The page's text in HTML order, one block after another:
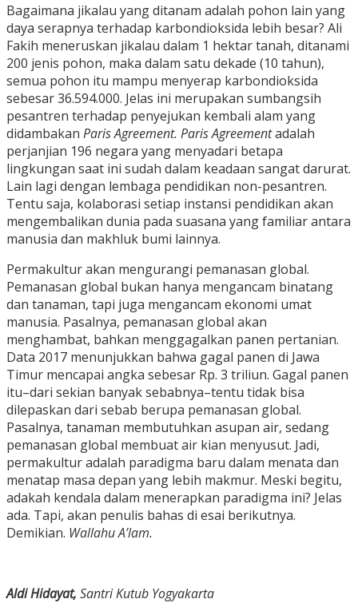
Bagaimana jikalau yang ditanam adalah pohon lain yang
daya serapnya terhadap karbondioksida lebih besar? Ali
Fakih meneruskan jikalau dalam 1 hektar tanah, ditanami
200 jenis pohon, maka dalam satu dekade (10 tahun),
semua pohon itu mampu menyerap karbondioksida
sebesar 36.594.000. Jelas ini merupakan sumbangsih
pesantren terhadap penyejukan kembali alam yang
didambakan Paris Agreement. Paris Agreementadalah
perjanjian 196 negara yang menyadari betapa
lingkungan saat ini sudah dalam keadaan sangat darurat.
Lain lagi dengan lembaga pendidikan non-pesantren.
Tentu saja, kolaborasi setiap instansi pendidikan akan
mengembalikan dunia pada suasana yang familiar antara
manusia dan makhluk bumi lainnya.
Permakultur akan mengurangi pemanasan global.
Pemanasan global bukan hanya mengancam binatang
dan tanaman, tapi juga mengancam ekonomi umat
manusia. Pasalnya, pemanasan global akan
menghambat, bahkan menggagalkan panen pertanian.
Data 2017 menunjukkan bahwa gagal panen di Jawa
Timur mencapai angka sebesar Rp. 3 triliun. Gagal panen
itu–dari sekian banyak sebabnya–tentu tidak bisa
dilepaskan dari sebab berupa pemanasan global.
Pasalnya, tanaman membutuhkan asupan air, sedang
pemanasan global membuat air kian menyusut. Jadi,
permakultur adalah paradigma baru dalam menata dan
menatap masa depan yang lebih makmur. Meski begitu,
adakah kendala dalam menerapkan paradigma ini? Jelas
ada. Tapi, akan penulis bahas di esai berikutnya.
Demikian. Wallahu A’lam.
Aldi Hidayat, Santri Kutub Yogyakarta